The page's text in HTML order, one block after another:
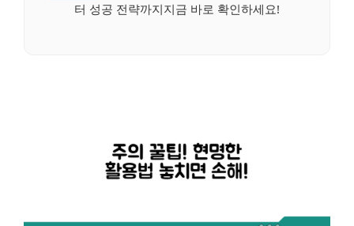
터 성공 전략까지지금 바로 확인하세요!